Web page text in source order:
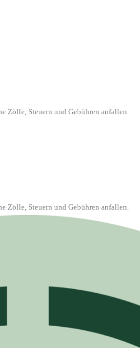
Zölle, Steuern und Gebühren anfallen.
Zölle, Steuern und Gebühren anfallen.